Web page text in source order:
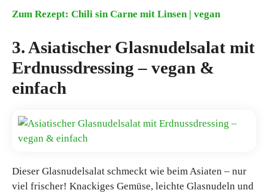
Zum Rezept: Chili sin Carne mit Linsen | vegan
3. Asiatischer Glasnudelsalat mit
Erdnussdressing – vegan &
einfach
Dieser Glasnudelsalat schmeckt wie beim Asiaten – nur
viel frischer! Knackiges Gemüse, leichte Glasnudeln und